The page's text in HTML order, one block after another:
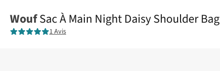
WoufSac À Main Night Daisy Shoulder Bag
1 Avis